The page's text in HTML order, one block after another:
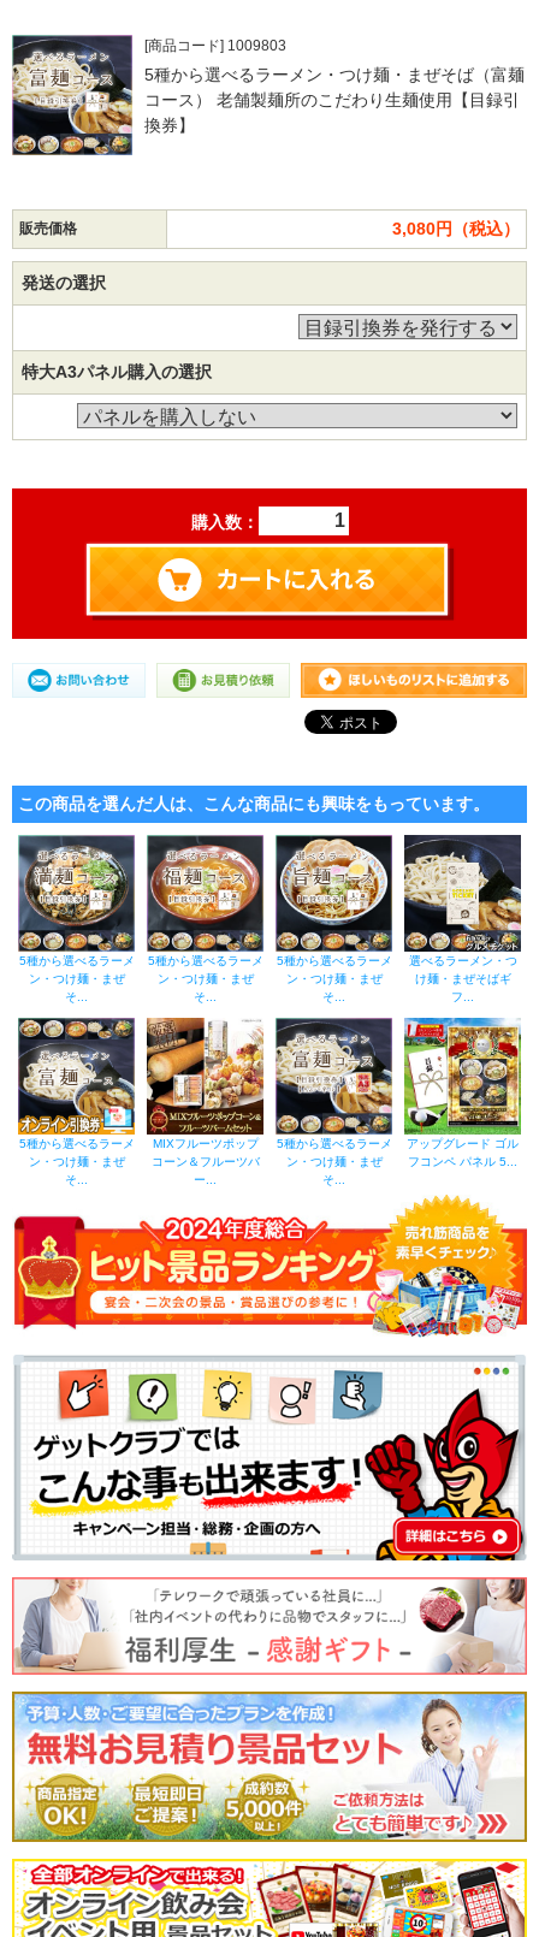
[商品コード] 1009803
5種から選べるラーメン・つけ麺・まぜそば（富麺
コース） 老舗製麺所のこだわり生麺使用【目録引
換券】
販売価格 3,080円（税込）
発送の選択
特大A3パネル購入の選択
購入数：
この商品を選んだ人は、こんな商品にも興味をもっています。
5種から選べるラーメ
ン・つけ麺・まぜ
そ...
5種から選べるラーメ
ン・つけ麺・まぜ
そ...
5種から選べるラーメ
ン・つけ麺・まぜ
そ...
選べるラーメン・つ
け麺・まぜそばギ
フ...
5種から選べるラーメ
ン・つけ麺・まぜ
そ...
MIXフルーツポップ
コーン＆フルーツバ
ー...
5種から選べるラーメ
ン・つけ麺・まぜ
そ...
アップグレード ゴル
フコンペ パネル 5...